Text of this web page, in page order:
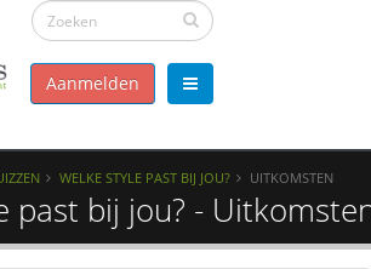
Aanmelden
WELKE STYLE PAST BIJ JOU? UITKOMSTEN
past bij jou? -